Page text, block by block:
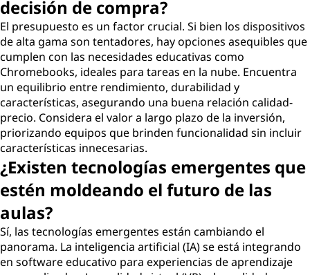
decisión de compra?
El presupuesto es un factor crucial. Si bien los dispositivos
de alta gama son tentadores, hay opciones asequibles que
cumplen con las necesidades educativas como
Chromebooks, ideales para tareas en la nube. Encuentra
un equilibrio entre rendimiento, durabilidad y
características, asegurando una buena relación calidad-
precio. Considera el valor a largo plazo de la inversión,
priorizando equipos que brinden funcionalidad sin incluir
características innecesarias.
¿Existen tecnologías emergentes que
estén moldeando el futuro de las
aulas?
Sí, las tecnologías emergentes están cambiando el
panorama. La inteligencia artificial (IA) se está integrando
en software educativo para experiencias de aprendizaje